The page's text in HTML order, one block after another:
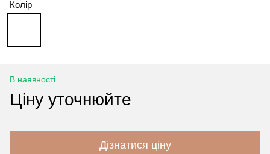
Колір
В наявності
Ціну уточнюйте
Дізнатися ціну